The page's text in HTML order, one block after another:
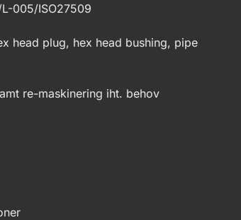
005/ISO27509
head plug, hex head bushing, pipe
re-maskinering iht. behov